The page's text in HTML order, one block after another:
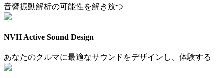
音響振動解析の可能性を解き放つ
NVH Active Sound Design
あなたのクルマに最適なサウンドをデザインし、体験する